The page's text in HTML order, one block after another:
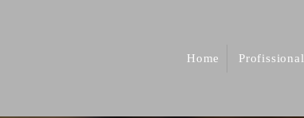
Home Profissional